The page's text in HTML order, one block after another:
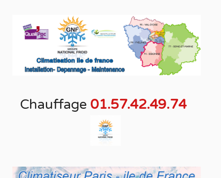
Chauffage 01.57.42.49.74